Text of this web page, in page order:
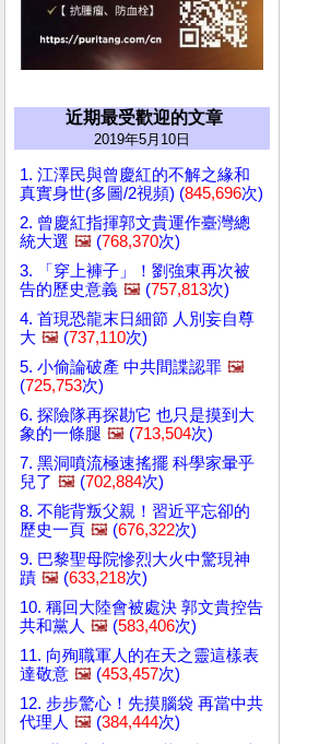
近期最受歡迎的文章
2019年5月10日
1. 江澤民與曾慶紅的不解之緣和
真實身世(多圖/2視頻) (845,696次)
2. 曾慶紅指揮郭文貴運作臺灣總
統大選 🖼️ (768,370次)
3. 「穿上褲子」！劉強東再次被
告的歷史意義 🖼️ (757,813次)
4. 首現恐龍末日細節 人別妄自尊
大 🖼️ (737,110次)
5. 小偷論破產 中共間諜認罪 🖼️
(725,753次)
6. 探險隊再探勘它 也只是摸到大
象的一條腿 🖼️ (713,504次)
7. 黑洞噴流極速搖擺 科學家暈乎
兒了 🖼️ (702,884次)
8. 不能背叛父親！習近平忘卻的
歷史一頁 🖼️ (676,322次)
9. 巴黎聖母院慘烈大火中驚現神
蹟 🖼️ (633,218次)
10. 稱回大陸會被處決 郭文貴控告
共和黨人 🖼️ (583,406次)
11. 向殉職軍人的在天之靈這樣表
達敬意 🖼️ (453,457次)
12. 步步驚心！先摸腦袋 再當中共
代理人 🖼️ (384,444次)